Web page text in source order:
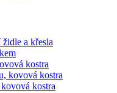
a křesla
kostra
kovová kostra
kostra